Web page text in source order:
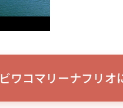
ビワコマリーナフリオ